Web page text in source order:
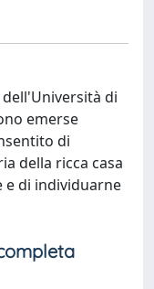
di
emerse
di
della ricca casa
di individuarne